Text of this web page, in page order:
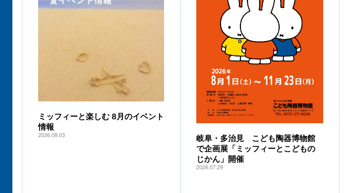
ミッフィーと楽しむ 8月のイベント
情報
2026.08.03
岐阜・多治見 こども陶器博物館
で企画展「ミッフィーとこどもの
じかん」開催
2026.07.29